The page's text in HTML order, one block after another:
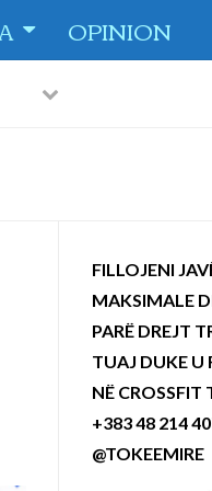
OPINION
PreviousNext
FILLOJENI
MAKSIMALE
PARË DREJT
TUAJ DUKE U
NË CROSSFIT
+383 48 214
@TOKEEMIRE